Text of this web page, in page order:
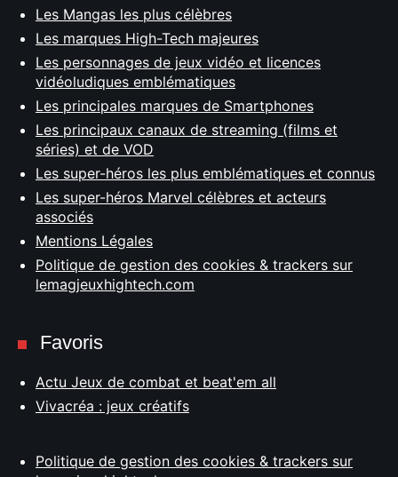
Les Mangas les plus célèbres
Les marques High-Tech majeures
Les personnages de jeux vidéo et licences
vidéoludiques emblématiques
Les principales marques de Smartphones
Les principaux canaux de streaming (films et
séries) et de VOD
Les super-héros les plus emblématiques et connus
Les super-héros Marvel célèbres et acteurs
associés
Mentions Légales
Politique de gestion des cookies & trackers sur
lemagjeuxhightech.com
Favoris
Actu Jeux de combat et beat'em all
Vivacréa : jeux créatifs
Politique de gestion des cookies & trackers sur